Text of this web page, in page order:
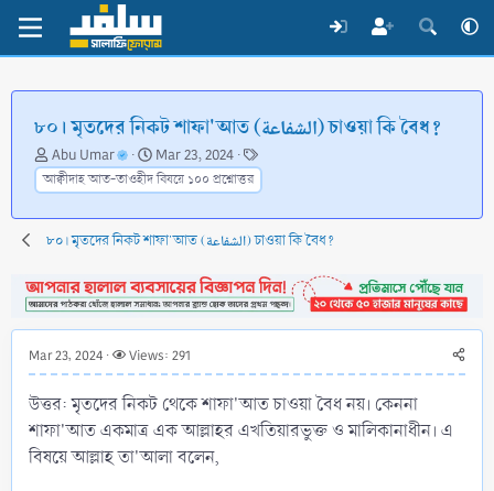
৮০। মৃতদের নিকট শাফা'আত (الشفاعة) চাওয়া কি বৈধ?
T
h
r
e
a
s
t
t
r
Abu Umar
S
t
a
r
t
a
t
Mar 23, 2024
T
a
g
s
আক্বীদাহ আত-তাওহীদ বিষয়ে ১০০ প্রশ্নোত্তর
৮০। মৃতদের নিকট শাফা'আত (الشفاعة) চাওয়া কি বৈধ?
Mar 23, 2024 Views: 291
উত্তর: মৃতদের নিকট থেকে শাফা'আত চাওয়া বৈধ নয়। কেননা
শাফা'আত একমাত্র এক আল্লাহর এখতিয়ারভুক্ত ও মালিকানাধীন। এ
বিষয়ে আল্লাহ তা'আলা বলেন,